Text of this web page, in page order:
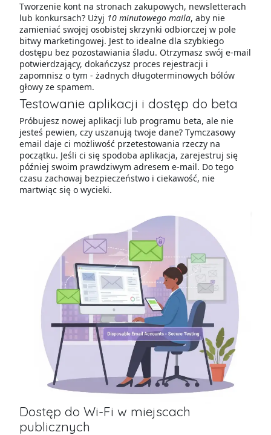
Tworzenie kont na stronach zakupowych, newsletterach
lub konkursach? Użyj 10 minutowego maila, aby nie
zamieniać swojej osobistej skrzynki odbiorczej w pole
bitwy marketingowej. Jest to idealne dla szybkiego
dostępu bez pozostawiania śladu. Otrzymasz swój e-mail
potwierdzający, dokańczysz proces rejestracji i
zapomnisz o tym - żadnych długoterminowych bólów
głowy ze spamem.
Testowanie aplikacji i dostęp do beta
Próbujesz nowej aplikacji lub programu beta, ale nie
jesteś pewien, czy uszanują twoje dane? Tymczasowy
email daje ci możliwość przetestowania rzeczy na
początku. Jeśli ci się spodoba aplikacja, zarejestruj się
później swoim prawdziwym adresem e-mail. Do tego
czasu zachowaj bezpieczeństwo i ciekawość, nie
martwiąc się o wycieki.
Dostęp do Wi-Fi w miejscach
publicznych